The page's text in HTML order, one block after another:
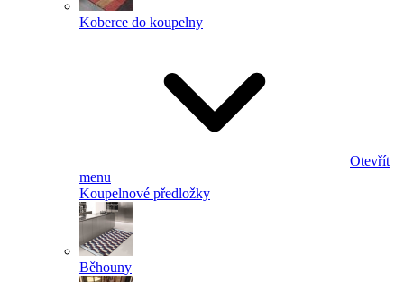
Koberce do koupelny
Otevřít
menu
Koupelnové předložky
Běhouny